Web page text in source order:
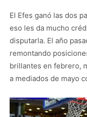
El Efes ganó las dos
eso les da mucho
disputarla. El año
remontando
brillantes en febrero,
a mediados de mayo